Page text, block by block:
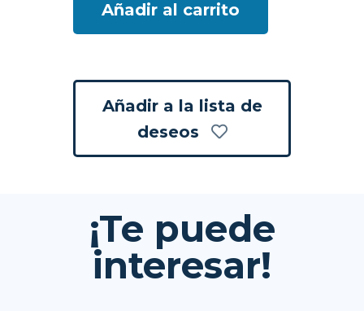
Añadir al carrito
Añadir a la lista de
deseos
¡Te puede
interesar!